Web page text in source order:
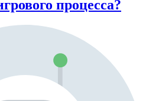
процесса?